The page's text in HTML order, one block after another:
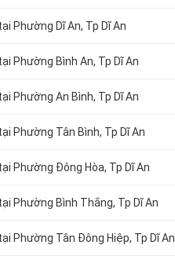
Phường Dĩ An, Tp Dĩ An
Phường Bình An, Tp Dĩ An
Phường An Bình, Tp Dĩ An
Phường Tân Bình, Tp Dĩ An
Phường Đông Hòa, Tp Dĩ An
Phường Bình Thắng, Tp Dĩ An
Phường Tân Đông Hiệp, Tp Dĩ An